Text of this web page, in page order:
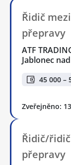
Řidič
přepravy
ATF
Jablonec
45 000 –
Zveřejněno:
Řidič/
přepravy